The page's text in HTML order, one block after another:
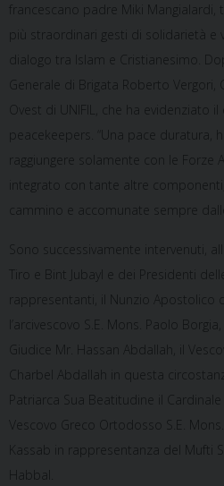
francescano padre Miki Mangialardi,
più straordinari gesti di solidarietà e
dialogo tra Islam e Cristianesimo.
Generale di Brigata Roberto Vergori,
Ovest di UNIFIL, che ha evidenziato
peacekeepers. “Una pace duratura,
raggiungere solamente con le Forze
integrato con tante altre
cammino e accomunate sempre
Sono successivamente intervenuti,
Tiro e Bint Jubayl e dei Presidenti
rappresentanti, il Nunzio Apostolico
l’arcivescovo S.E. Mons. Paolo
Giudice Mr. Hassan Abdallah, il
Charbel Abdallah in questa
Patriarca Sua Beatitudine il Cardinale
Vescovo Greco Ortodosso S.E.
Kassab in rappresentanza del Mufti
Habbal.